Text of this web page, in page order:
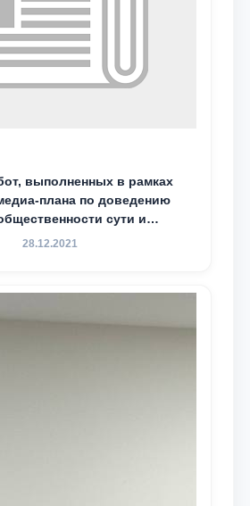
выполненных в рамках
плана по доведению
сути и
определённых в
Узбекистана
28.12.2021